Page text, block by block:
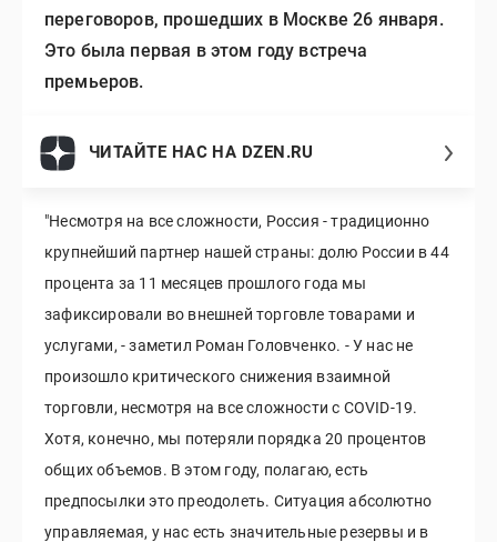
переговоров, прошедших в Москве 26 января.
Это была первая в этом году встреча
премьеров.
ЧИТАЙТЕ НАС НА DZEN.RU
"Несмотря на все сложности, Россия - традиционно
крупнейший партнер нашей страны: долю России в 44
процента за 11 месяцев прошлого года мы
зафиксировали во внешней торговле товарами и
услугами, - заметил Роман Головченко. - У нас не
произошло критического снижения взаимной
торговли, несмотря на все сложности с COVID-19.
Хотя, конечно, мы потеряли порядка 20 процентов
общих объемов. В этом году, полагаю, есть
предпосылки это преодолеть. Ситуация абсолютно
управляемая, у нас есть значительные резервы и в